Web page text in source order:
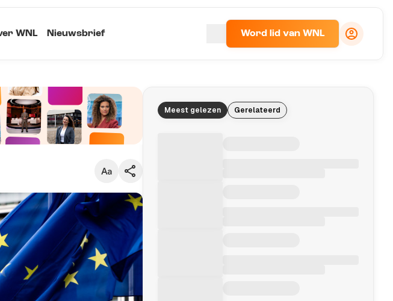
WNL Nieuwsbrief Word lid van WNL
Klein
Standaard
Groot
Kopieer link
Meest gelezen Gerelateerd